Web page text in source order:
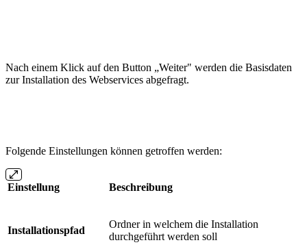
Nach einem Klick auf den Button „Weiter" werden die Basisdaten
zur Installation des Webservices abgefragt.
Folgende Einstellungen können getroffen werden:
Einstellung Beschreibung
Installationspfad
Ordner in welchem die Installation
durchgeführt werden soll